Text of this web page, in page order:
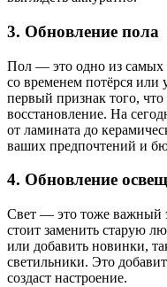
3. Обновление пола
Пол — это одно из самых
со временем потёрся или
первый признак того,
восстановление. На
от ламината до
ваших предпочтений и
4. Обновление
Свет — это тоже важный
стоит заменить старую
или добавить новинки,
светильники. Это
создаст настроение.